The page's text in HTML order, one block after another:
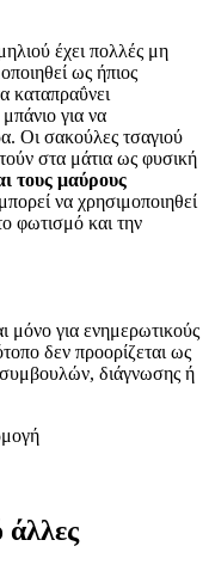
έχει πολλές μη
ως ήπιος
καταπραΰνει
για να
Οι σακούλες τσαγιού
στα μάτια ως φυσική
τους μαύρους
να χρησιμοποιηθεί
φωτισμό και την
μόνο για ενημερωτικούς
δεν προορίζεται ως
συμβουλών, διάγνωσης ή
άλλες